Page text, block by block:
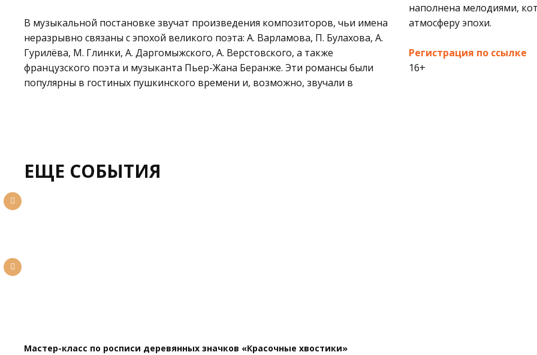
В музыкальной постановке звучат произведения композиторов, чьи имена
неразрывно связаны с эпохой великого поэта: А. Варламова, П. Булахова, А.
Гурилёва, М. Глинки, А. Даргомыжского, А. Верстовского, а также
французского поэта и музыканта Пьер-Жана Беранже. Эти романсы были
популярны в гостиных пушкинского времени и, возможно, звучали в
наполнена мелодиями,
атмосферу эпохи.
Регистрация по ссылке
16+
ЕЩЕ СОБЫТИЯ
Мастер-класс по росписи деревянных значков «Красочные хвостики»